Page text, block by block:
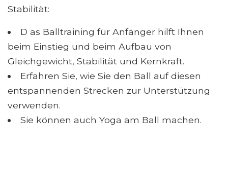
Stabilität:
D as Balltraining für Anfänger hilft Ihnen
beim Einstieg und beim Aufbau von
Gleichgewicht, Stabilität und Kernkraft.
Erfahren Sie, wie Sie den Ball auf diesen
entspannenden Strecken zur Unterstützung
verwenden.
Sie können auch Yoga am Ball machen.